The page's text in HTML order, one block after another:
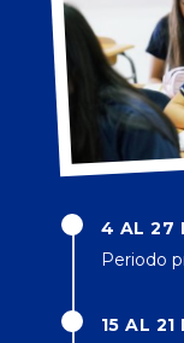
4 AL 27
Periodo
15 AL 21